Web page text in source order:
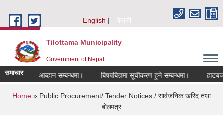
English
नेपाली
Tilottama Municipality
Government of Nepal
समाचारआब्हान सम्बन्धमा। बिषयबिज्ञमा सूचीकरण हुने सम्बन्धमा। हाटबजार
You are here
Home » Public Procurement/ Tender Notices / सार्वजनिक खरिद तथा
बोलपत्र